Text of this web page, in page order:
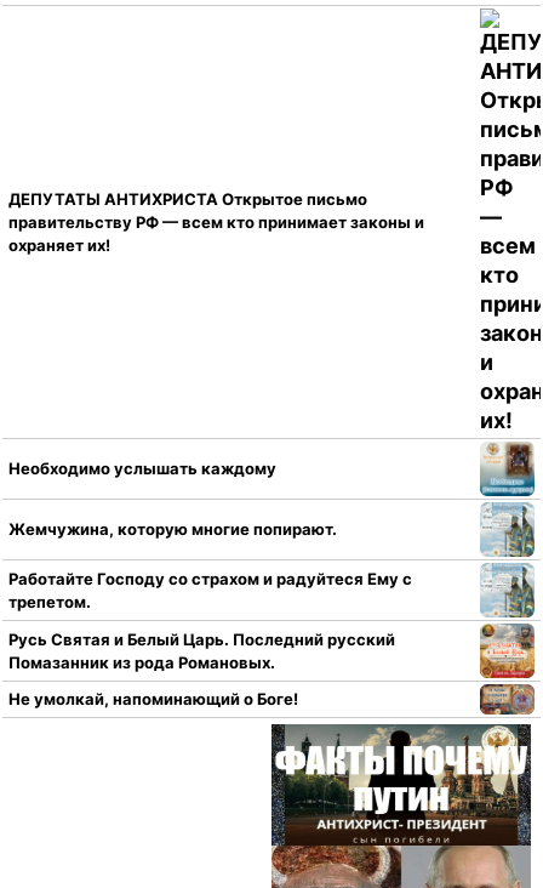
ДЕПУТАТЫ АНТИХРИСТА Открытое письмо
правительству РФ — всем кто принимает законы и
охраняет их!
Необходимо услышать каждому
Жемчужина, которую многие попирают.
Работайте Господу со страхом и радуйтеся Ему с
трепетом.
Русь Святая и Белый Царь. Последний русский
Помазанник из рода Романовых.
Не умолкай, напоминающий о Боге!